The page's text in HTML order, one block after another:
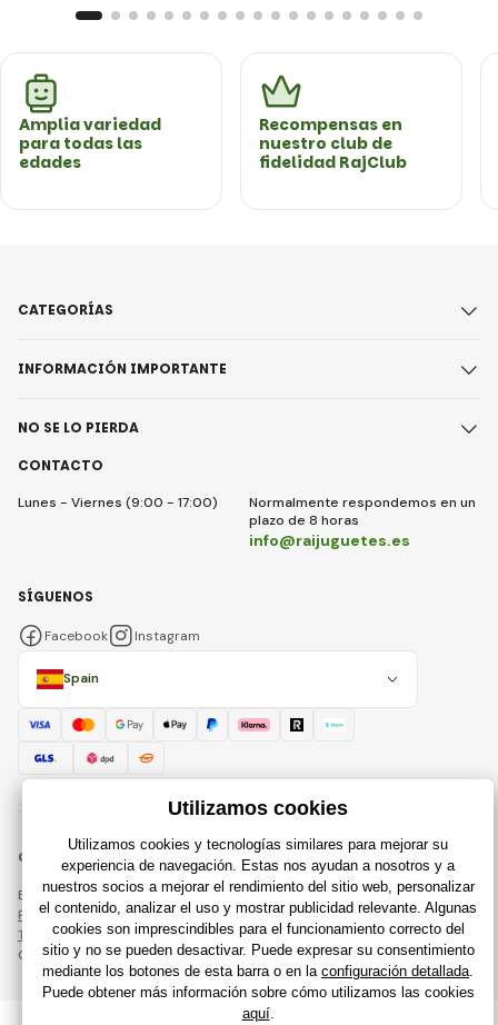
Amplia variedad
para todas las
edades
Recompensas en
nuestro club de
fidelidad RajClub
CONTACTO
Lunes - Viernes (9:00 - 17:00)
Normalmente respondemos en un
plazo de 8 horas
info@raijuguetes.es
CATEGORÍAS
INFORMACIÓN IMPORTANTE
NO SE LO PIERDA
Spain
SÍGUENOS
Facebook Instagram
© 2018 - 2026 Raijuguetes.es, Todos los derechos reservados
Esta página está protegida por reCAPTCHA y se aplican
Política de privacidadcompañías de Google y su
Términos y condiciones.
Creación de tiendas en línea eficientes desdeRIESENIA